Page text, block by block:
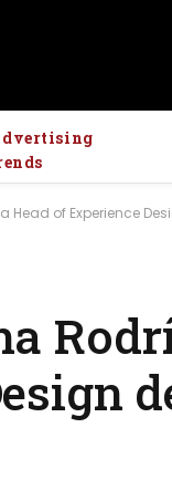
Head of Experience